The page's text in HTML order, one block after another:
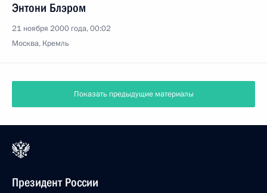
Энтони Блэром
21 ноября 2000 года, 00:02
Москва, Кремль
Показать предыдущие материалы
Президент России